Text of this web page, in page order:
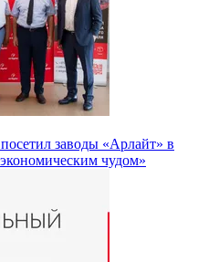
заводы «Арлайт» в
чудом»